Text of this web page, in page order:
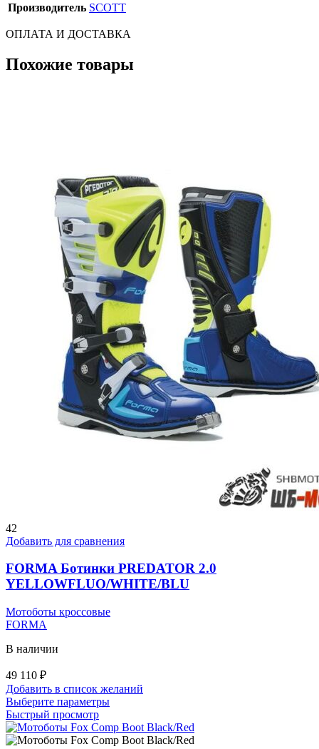
Производитель SCOTT
ОПЛАТА И ДОСТАВКА
Похожие товары
42
Добавить для сравнения
FORMA Ботинки PREDATOR 2.0
YELLOWFLUO/WHITE/BLU
Мотоботы кроссовые
FORMA
В наличии
49 110 ₽
Добавить в список желаний
Выберите параметрыЭтот
имеет
несколько
Быстрый просмотр